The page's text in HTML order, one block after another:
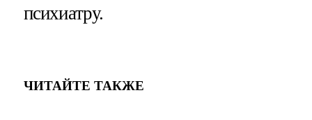
психиатру.
ЧИТАЙТЕ ТАКЖЕ